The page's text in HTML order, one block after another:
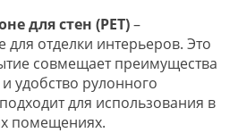
для стен (PET)–
отделки интерьеров. Это
совмещает преимущества
удобство рулонного
для использования в
помещениях.